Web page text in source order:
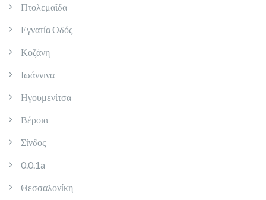
Πτολεμαΐδα
Εγνατία Οδός
Κοζάνη
Ιωάννινα
Ηγουμενίτσα
Βέροια
Σίνδος
0.0.1a
Θεσσαλονίκη